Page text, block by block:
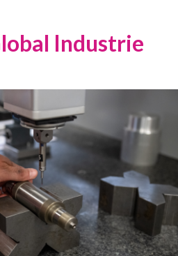
Industrie